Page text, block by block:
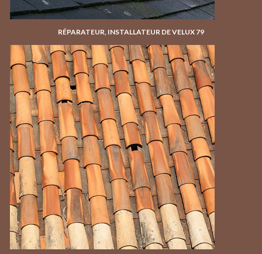
RÉPARATEUR, INSTALLATEUR DE VELUX 79